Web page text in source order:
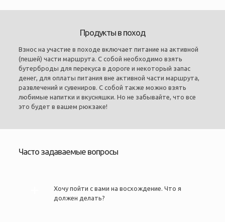
Продукты в поход
Взнос на участие в походе включает питание на активной
(пешей) части маршрута. С собой необходимо взять
бутерброды для перекуса в дороге и некоторый запас
денег, для оплаты питания вне активной части маршрута,
развлечений и сувениров. С собой также можно взять
любимые напитки и вкусняшки. Но не забывайте, что все
это будет в вашем рюкзаке!
Часто задаваемые вопросы
Хочу пойти с вами на восхождение. Что я
должен делать?